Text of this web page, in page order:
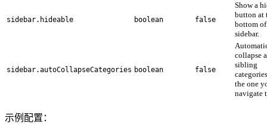
sidebar.hideable boolean false
Show a
button at
bottom
sidebar.
sidebar.autoCollapseCategories boolean false
collapse
sibling
the one
navigate
示例配置：